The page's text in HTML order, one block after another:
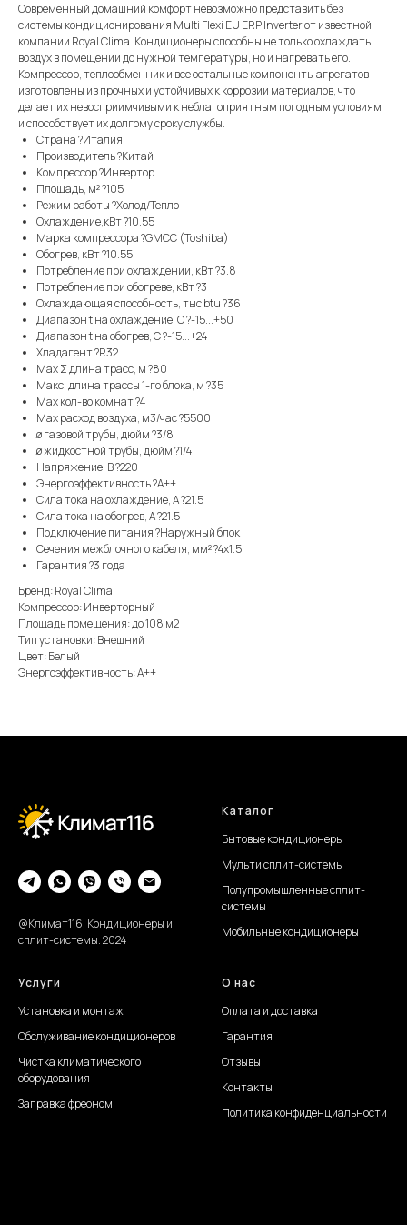
Современный домашний комфорт невозможно представить без
системы кондиционирования Multi Flexi EU ERP Inverter от известной
компании Royal Clima. Кондиционеры способны не только охлаждать
воздух в помещении до нужной температуры, но и нагревать его.
Компрессор, теплообменник и все остальные компоненты агрегатов
изготовлены из прочных и устойчивых к коррозии материалов, что
делает их невосприимчивыми к неблагоприятным погодным условиям
и способствует их долгому сроку службы.
Страна ?Италия
Производитель ?Китай
Компрессор ?Инвертор
Площадь, м² ?105
Режим работы ?Холод/Тепло
Охлаждение,кВт ?10.55
Марка компрессора ?GMCC (Toshiba)
Обогрев, кВт ?10.55
Потребление при охлаждении, кВт ?3.8
Потребление при обогреве, кВт ?3
Охлаждающая способность, тыс btu ?36
Диапазон t на охлаждение, С ?-15...+50
Диапазон t на обогрев, С ?-15...+24
Хладагент ?R32
Max Σ длина трасс, м ?80
Макс. длина трассы 1-го блока, м ?35
Max кол-во комнат ?4
Max расход воздуха, м3/час ?5500
ø газовой трубы, дюйм ?3/8
ø жидкостной трубы, дюйм ?1/4
Напряжение, В ?220
Энергоэффективность ?A++
Сила тока на охлаждение, А ?21.5
Сила тока на обогрев, А ?21.5
Подключение питания ?Наружный блок
Сечения межблочного кабеля, мм² ?4x1.5
Гарантия ?3 года
Бренд: Royal Clima
Компрессор: Инверторный
Площадь помещения: до 108 м2
Тип установки: Внешний
Цвет: Белый
Энергоэффективность: А++
@Климат116. Кондиционеры и
сплит-системы. 2024
Каталог
Бытовые кондиционеры
Мульти сплит-системы
Полупромышленные сплит-
системы
Мобильные кондиционеры
Услуги
Установка и монтаж
Обслуживаниекондиционеров
Чистка климатического
оборудования
Заправка фреоном
О нас
Оплата и доставка
Гарантия
Отзывы
Контакты
Политика конфиденциальности
.